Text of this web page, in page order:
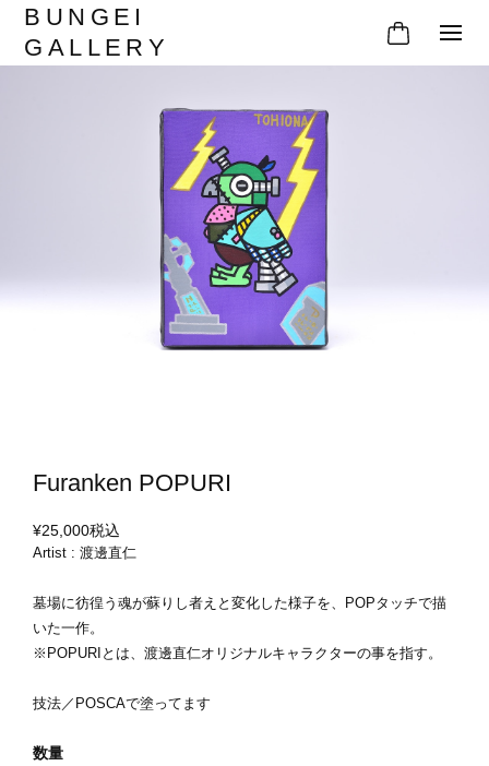
BUNGEI
GALLERY
Furanken POPURI
¥25,000税込
Artist : 渡邊直仁
墓場に彷徨う魂が蘇りし者えと変化した様子を、POPタッチで描
いた一作。
※POPURIとは、渡邊直仁オリジナルキャラクターの事を指す。
技法／POSCAで塗ってます
数量